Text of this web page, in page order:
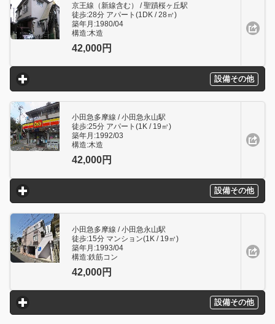
京王線（新線含む） / 聖蹟桜ヶ丘駅
徒歩:28分 アパート(1DK / 28㎥)
築年月:1980/04
構造:木造
42,000円
設備その他
click to expand contents
小田急多摩線 / 小田急永山駅
徒歩:25分 アパート(1K / 19㎥)
築年月:1992/03
構造:木造
42,000円
設備その他
click to expand contents
小田急多摩線 / 小田急永山駅
徒歩:15分 マンション(1K / 19㎥)
築年月:1993/04
構造:鉄筋コン
42,000円
設備その他
click to expand contents